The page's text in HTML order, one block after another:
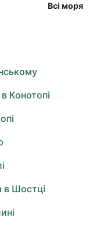
Всі моря
Конотопі
в Шостці